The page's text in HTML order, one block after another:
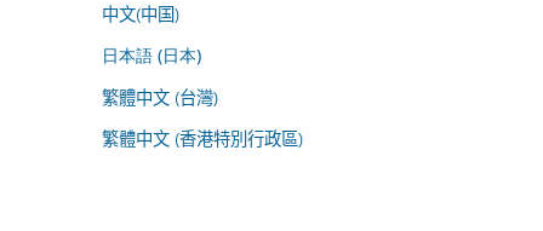
中文(中国)
日本語 (日本)
繁體中文 (台灣)
繁體中文 (香港特別行政區)